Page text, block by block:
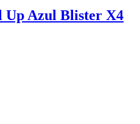
Azul Blister X4